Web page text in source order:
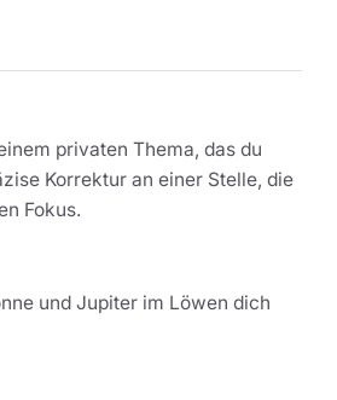
privaten Thema, das du
Korrektur an einer Stelle, die
Fokus.
und Jupiter im Löwen dich